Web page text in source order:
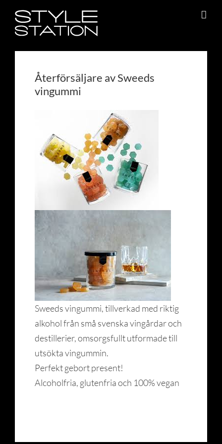
innehållet
Återförsäljare av Sweeds
vingummi
Sweeds vingummi, tillverkad med riktig
alkohol från små svenska vingårdar och
destillerier, omsorgsfullt utformade till
utsökta vingummin.
Perfekt gebort present!
Alcoholfria, glutenfria och 100% vegan